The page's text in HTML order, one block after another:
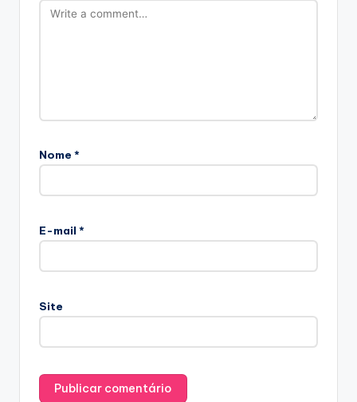
Nome *
E-mail *
Site